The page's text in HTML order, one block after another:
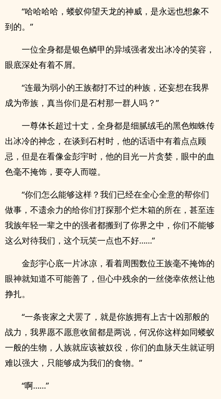
“哈哈哈哈，蝼蚁仰望天龙的神威，是永远也想象不
到的。”
一位全身都是银色鳞甲的异域强者发出冰冷的笑容，
眼底深处有着不屑。
“连最为弱小的王族都打不过的种族，还妄想在我界
成为帝族，真当你们是石村那一群人吗？”
一尊体长超过十丈，全身都是细腻绒毛的黑色蜘蛛传
出冰冷的神念，在谈到石村时，他的话语中有着点点顾
忌，但是在看像金彭宇时，他的目光一片贪婪，眼中的血
色毫不掩饰，要夺人而噬。
“你们怎么能够这样？我们已经在全心全意的帮你们
做事，不遗余力的给你们打探那个烂木箱的所在，甚至连
我族年轻一辈之中的强者都搬到了你界之中，你们不能够
这么对待我们，这个玩笑一点也不好……”
金彭宇心底一片冰凉，看着周围数位王族毫不掩饰的
眼神就知道不可能善了，但心中残余的一丝侥幸依然让他
挣扎。
“一条丧家之犬罢了，就是你族拥有上古十凶那般的
战力，我界愿不愿意收留都是两说，何况你这样如同蝼蚁
一般的生物，人族就应该被奴役，你们的血脉天生就证明
难以强大，只能够成为我们的食物。”
“啊……”